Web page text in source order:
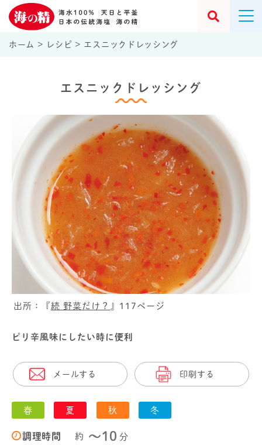
ホーム > レシピ > エスニックドレッシング
エスニックドレッシング
出所：『続 野菜だけ？ 』117ページ
ピリ辛風味にしたい時に便利
メールする 印刷する
春 夏 秋 冬
調理時間 約 〜10 分